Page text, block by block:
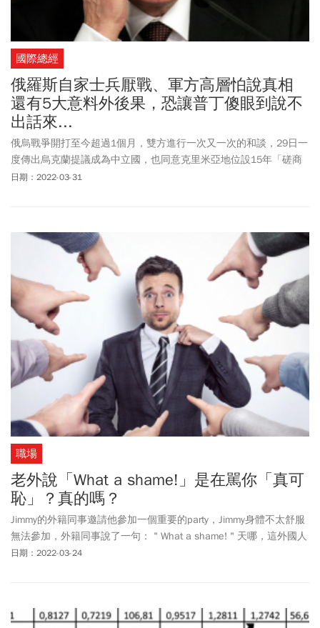
國際總經
俄羅斯自家士兵厭戰、軍方高層怕說真相
還有5大意料外後果，恐讓普丁傻眼到說不
出話來...
俄烏戰爭開打至今超過1個月，雙方進行一次又一次的和談，29日一
度傳出烏克蘭提議成為中立國，也同意克里米亞地位設15年「磋商
期」，讓談判似乎露出和平曙光；不過隔天俄羅斯隨即改口「談判
火，讓平民撤離馬立波。回頭來看這場開打1個多月的戰爭，不只是
給了俄國總統普丁出乎意料的難攻場面，還有自家士兵厭戰、軍方
高層害怕說真相，更得面臨5大意料外的後果。
日期：2022-03-31
職場
老外說「What a shame!」是在駡你「真可
恥」？真的嗎？
Jimmy的外籍同事邀請他參加一個重要的party，Jimmy身體不太舒服
無法參加，外籍同事說了一句：＂What a shame!＂天哪，這外國人
未免也太不禮貌了吧！不能參加party就說人可恥，Jimmy很生氣。其
日期：2022-03-24